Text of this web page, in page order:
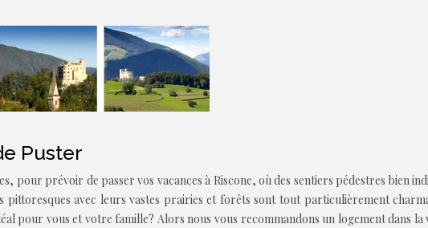
Puster
pour prévoir de passer vos vacances à Riscone, où des sentiers pédestres bien
avec leurs vastes prairies et forêts sont tout particulièrement
pour vous et votre famille? Alors nous vous recommandons un logement dans la